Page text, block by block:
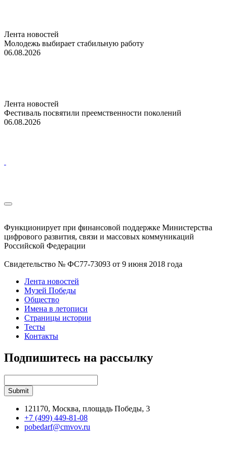
Лента новостей
Молодежь выбирает стабильную работу
06.08.2026
Лента новостей
Фестиваль посвятили преемственности поколений
06.08.2026
Функционирует при финансовой поддержке Министерства
цифрового развития, связи и массовых коммуникаций
Российской Федерации
Свидетельство № ФС77-73093 от 9 июня 2018 года
Лента новостей
Музей Победы
Общество
Имена в летописи
Страницы истории
Тесты
Контакты
Подпишитесь на рассылку
121170, Москва, площадь Победы, 3
+7 (499) 449-81-08
pobedarf@cmvov.ru